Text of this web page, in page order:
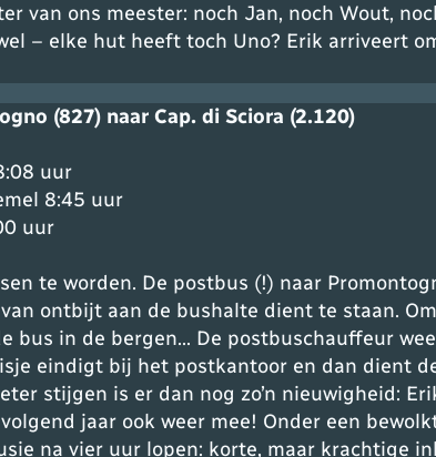
van ons meester: noch Jan, noch Wout,
– elke hut heeft toch Uno? Erik arriveert
(827) naar Cap. di Sciora (2.120)
uur
8:45 uur
uur
te worden. De postbus (!) naar
ontbijt aan de bushalte dient te staan.
bus in de bergen… De postbuschauffeur
eindigt bij het postkantoor en dan dient
stijgen is er dan nog zo’n nieuwigheid:
jaar ook weer mee! Onder een
na vier uur lopen: korte, maar krachtige